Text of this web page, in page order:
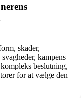
skader,
kampens
beslutning,
for at vælge den